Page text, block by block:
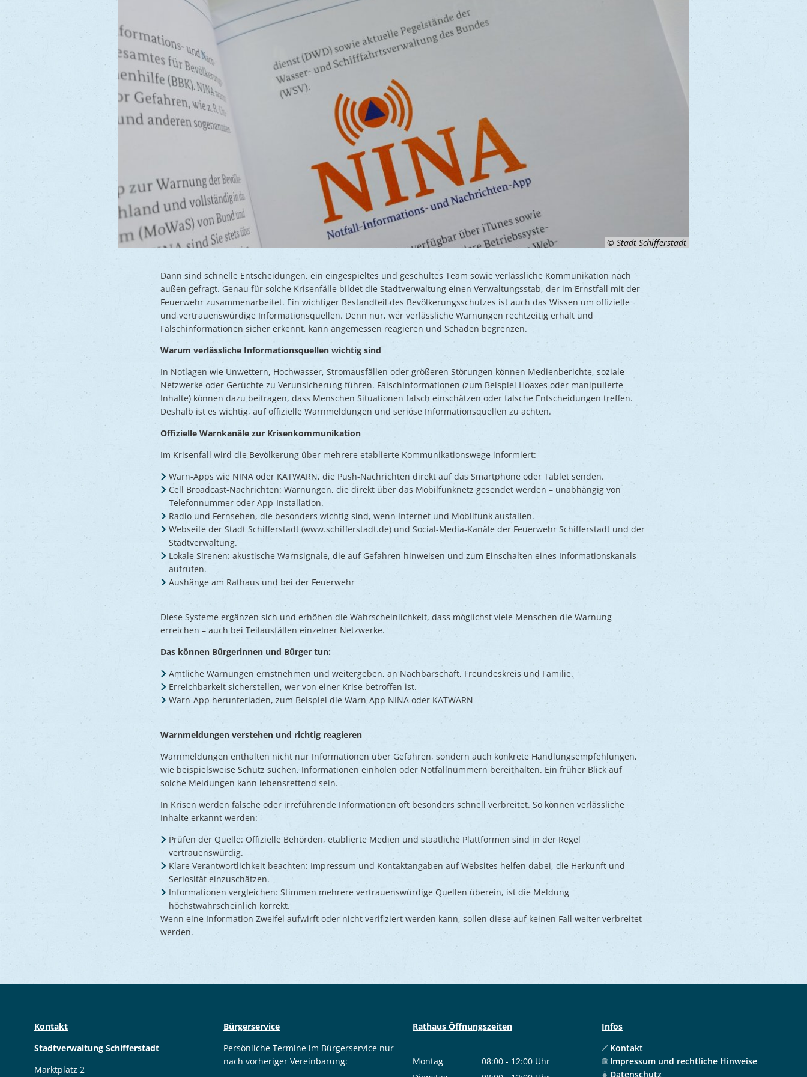
© Stadt Schifferstadt
Dann sind schnelle Entscheidungen, ein eingespieltes und geschultes Team sowie verlässliche Kommunikation nach
außen gefragt. Genau für solche Krisenfälle bildet die Stadtverwaltung einen Verwaltungsstab, der im Ernstfall mit der
Feuerwehr zusammenarbeitet. Ein wichtiger Bestandteil des Bevölkerungsschutzes ist auch das Wissen um offizielle
und vertrauenswürdige Informationsquellen. Denn nur, wer verlässliche Warnungen rechtzeitig erhält und
Falschinformationen sicher erkennt, kann angemessen reagieren und Schaden begrenzen.
Warum verlässliche Informationsquellen wichtig sind
In Notlagen wie Unwettern, Hochwasser, Stromausfällen oder größeren Störungen können Medienberichte, soziale
Netzwerke oder Gerüchte zu Verunsicherung führen. Falschinformationen (zum Beispiel Hoaxes oder manipulierte
Inhalte) können dazu beitragen, dass Menschen Situationen falsch einschätzen oder falsche Entscheidungen treffen.
Deshalb ist es wichtig, auf offizielle Warnmeldungen und seriöse Informationsquellen zu achten.
Offizielle Warnkanäle zur Krisenkommunikation
Im Krisenfall wird die Bevölkerung über mehrere etablierte Kommunikationswege informiert:
Warn-Apps wie NINA oder KATWARN, die Push-Nachrichten direkt auf das Smartphone oder Tablet senden.
Cell Broadcast-Nachrichten: Warnungen, die direkt über das Mobilfunknetz gesendet werden – unabhängig von
Telefonnummer oder App-Installation.
Radio und Fernsehen, die besonders wichtig sind, wenn Internet und Mobilfunk ausfallen.
Webseite der Stadt Schifferstadt (www.schifferstadt.de) und Social-Media-Kanäle der Feuerwehr Schifferstadt und der
Stadtverwaltung.
Lokale Sirenen: akustische Warnsignale, die auf Gefahren hinweisen und zum Einschalten eines Informationskanals
aufrufen.
Aushänge am Rathaus und bei der Feuerwehr
Diese Systeme ergänzen sich und erhöhen die Wahrscheinlichkeit, dass möglichst viele Menschen die Warnung
erreichen – auch bei Teilausfällen einzelner Netzwerke.
Das können Bürgerinnen und Bürger tun:
Amtliche Warnungen ernstnehmen und weitergeben, an Nachbarschaft, Freundeskreis und Familie.
Erreichbarkeit sicherstellen, wer von einer Krise betroffen ist.
Warn-App herunterladen, zum Beispiel die Warn-App NINA oder KATWARN
Warnmeldungen verstehen und richtig reagieren
Warnmeldungen enthalten nicht nur Informationen über Gefahren, sondern auch konkrete Handlungsempfehlungen,
wie beispielsweise Schutz suchen, Informationen einholen oder Notfallnummern bereithalten. Ein früher Blick auf
solche Meldungen kann lebensrettend sein.
In Krisen werden falsche oder irreführende Informationen oft besonders schnell verbreitet. So können verlässliche
Inhalte erkannt werden:
Prüfen der Quelle: Offizielle Behörden, etablierte Medien und staatliche Plattformen sind in der Regel
vertrauenswürdig.
Klare Verantwortlichkeit beachten: Impressum und Kontaktangaben auf Websites helfen dabei, die Herkunft und
Seriosität einzuschätzen.
Informationen vergleichen: Stimmen mehrere vertrauenswürdige Quellen überein, ist die Meldung
höchstwahrscheinlich korrekt.
Wenn eine Information Zweifel aufwirft oder nicht verifiziert werden kann, sollen diese auf keinen Fall weiter verbreitet
werden.
Kontakt
Stadtverwaltung Schifferstadt
Marktplatz 2
Bürgerservice
Persönliche Termine im Bürgerservice nur
nach vorheriger Vereinbarung:
Rathaus Öffnungszeiten
Montag 08:00 - 12:00 Uhr
Von 08:00 bis 12:00 Uhr
Infos
Kontakt
Impressum und rechtliche Hinweise
Datenschutz